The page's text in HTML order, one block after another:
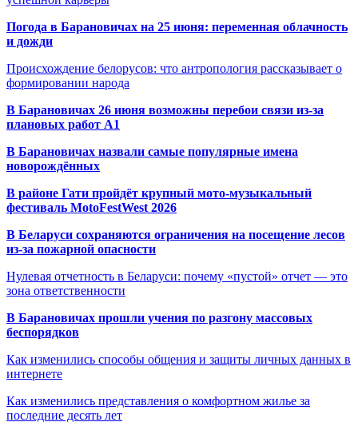
Погода в Барановичах на 25 июня: переменная облачность
и дожди
Происхождение белорусов: что антропология рассказывает о
формировании народа
В Барановичах 26 июня возможны перебои связи из-за
плановых работ A1
В Барановичах назвали самые популярные имена
новорождённых
В районе Гати пройдёт крупный мото-музыкальный
фестиваль MotoFestWest 2026
В Беларуси сохраняются ограничения на посещение лесов
из-за пожарной опасности
Нулевая отчетность в Беларуси: почему «пустой» отчет — это
зона ответственности
В Барановичах прошли учения по разгону массовых
беспорядков
Как изменились способы общения и защиты личных данных в
интернете
Как изменились представления о комфортном жилье за
последние десять лет